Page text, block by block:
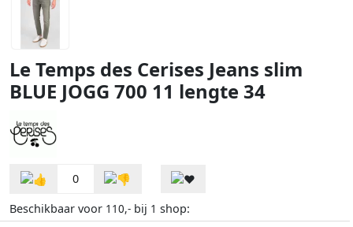
Le Temps des Cerises Jeans slim
BLUE JOGG 700 11 lengte 34
0
Beschikbaar voor 110,- bij 1 shop: